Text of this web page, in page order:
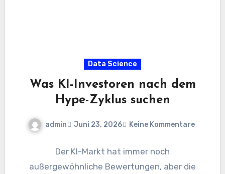
Data Science
Was KI-Investoren nach dem
Hype-Zyklus suchen
admin Juni 23, 2026 Keine Kommentare
Der KI-Markt hat immer noch
außergewöhnliche Bewertungen, aber die